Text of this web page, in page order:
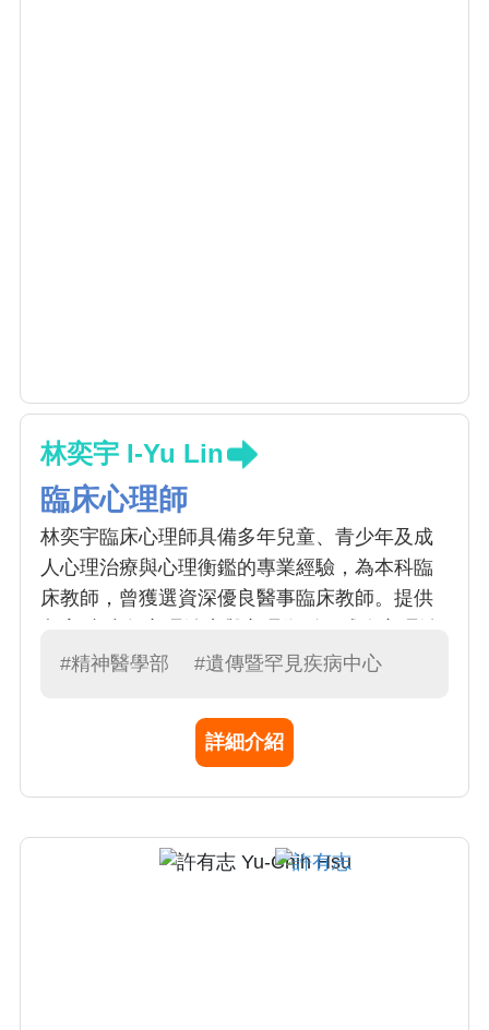
林奕宇 I-Yu Lin
臨床心理師
林奕宇臨床心理師具備多年兒童、青少年及成
人心理治療與心理衡鑑的專業經驗，為本科臨
床教師，曾獲選資深優良醫事臨床教師。提供
療與心理衡鑑。專長為心理動力心理治療、兒
力於提供專業、保密、彈性及個別化的心理服
務，秉持理解與支持的理念，陪伴個案進行自
#精神醫學部 #遺傳暨罕見疾病中心
詳細介紹